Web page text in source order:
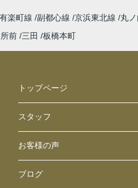
有楽町線 副都心線 京浜東北線 丸
前 三田 板橋本町
トップページ
スタッフ
お客様の声
ブログ